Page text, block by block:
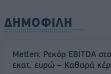
ΔΗΜΟΦΙΛΗ
Metlen: Ρεκόρ EBITDA
εκατ. ευρώ – Καθαρά